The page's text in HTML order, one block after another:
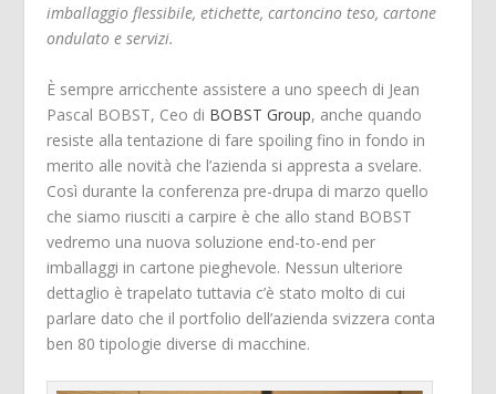
imballaggio flessibile, etichette, cartoncino teso, cartone
ondulato e servizi.
È sempre arricchente assistere a uno speech di Jean
Pascal BOBST, Ceo di BOBST Group, anche quando
resiste alla tentazione di fare spoiling fino in fondo in
merito alle novità che l’azienda si appresta a svelare.
Così durante la conferenza pre-drupa di marzo quello
che siamo riusciti a carpire è che allo stand BOBST
vedremo una nuova soluzione end-to-end per
imballaggi in cartone pieghevole. Nessun ulteriore
dettaglio è trapelato tuttavia c’è stato molto di cui
parlare dato che il portfolio dell’azienda svizzera conta
ben 80 tipologie diverse di macchine.